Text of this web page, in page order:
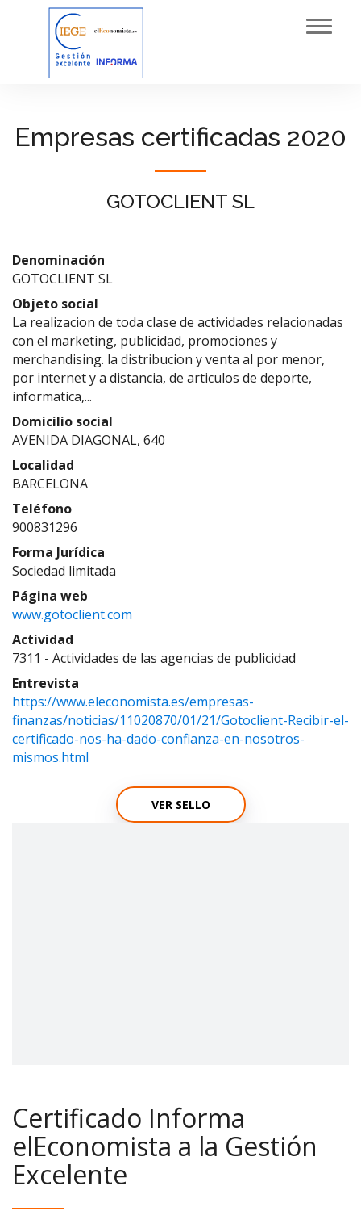
Empresas certificadas 2020
GOTOCLIENT SL
Denominación
GOTOCLIENT SL
Objeto social
La realizacion de toda clase de actividades relacionadas
con el marketing, publicidad, promociones y
merchandising. la distribucion y venta al por menor,
por internet y a distancia, de articulos de deporte,
informatica,...
Domicilio social
AVENIDA DIAGONAL, 640
Localidad
BARCELONA
Teléfono
900831296
Forma Jurídica
Sociedad limitada
Página web
www.gotoclient.com
Actividad
7311 - Actividades de las agencias de publicidad
Entrevista
https://www.eleconomista.es/empresas-
finanzas/noticias/11020870/01/21/Gotoclient-Recibir-el-
certificado-nos-ha-dado-confianza-en-nosotros-
mismos.html
VER SELLO
Certificado Informa
elEconomista a la Gestión
Excelente